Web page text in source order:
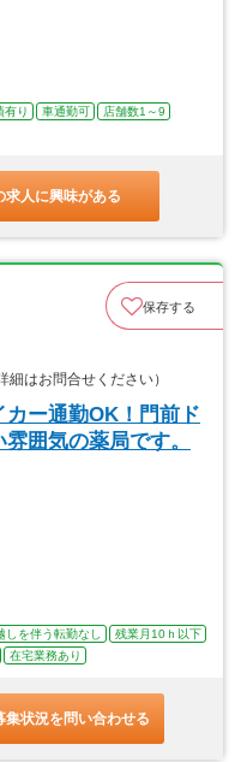
有り 車通勤可
店舗数1～9
求人に興味がある
保存する
はお問合せください）
ー通勤OK！門前ド
囲気の薬局です。
しを伴う転勤なし
残業月10ｈ以下
在宅業務あり
集状況を問い合わせる